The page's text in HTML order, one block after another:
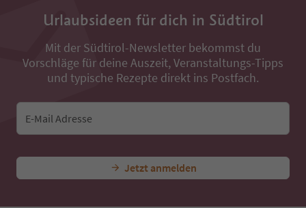
Urlaubsideen für dich in Südtirol
Mit der Südtirol-Newsletter bekommst du
Vorschläge für deine Auszeit, Veranstaltungs-Tipps
und typische Rezepte direkt ins Postfach.
E-Mail Adresse
Jetzt anmelden